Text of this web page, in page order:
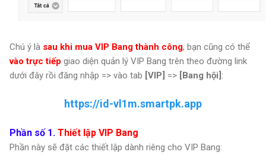
Chú ý là sau khi mua VIP Bang thành công, bạn cũng có thể
vào trực tiếp giao diện quản lý VIP Bang trên theo đường link
dưới đây rồi đăng nhập => vào tab [VIP] => [Bang hội] :
https://id-vl1m.smartpk.app
Phần số 1. Thiết lập VIP Bang
Phần này sẽ đặt các thiết lập dành riêng cho VIP Bang: